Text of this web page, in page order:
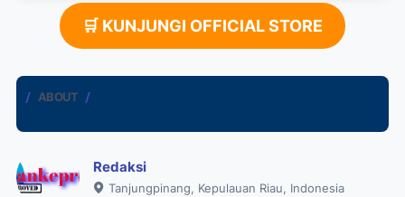
🛒 KUNJUNGI OFFICIAL STORE
ABOUT
Redaksi
Tanjungpinang, Kepulauan Riau, Indonesia